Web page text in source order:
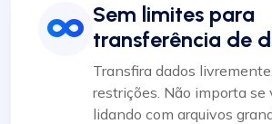
Sem limites para
transferência de
Transfira dados
restrições. Não importa se
lidando com arquivos